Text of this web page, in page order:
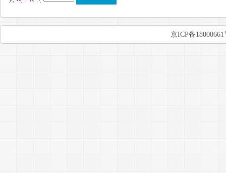
京ICP备18000661